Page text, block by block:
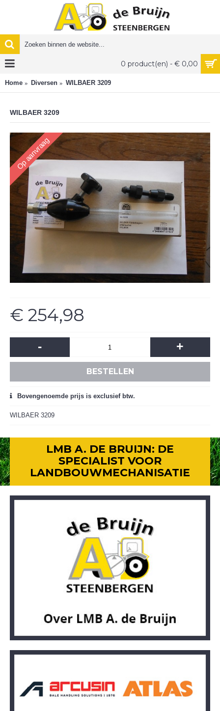
0 product(en) - € 0,00
Home Diversen WILBAER 3209
WILBAER 3209
Op aanvraag
€ 254,98
- +
BESTELLEN
Bovengenoemde prijs is exclusief btw.
WILBAER 3209
LMB A. DE BRUIJN: DE
SPECIALIST VOOR
LANDBOUWMECHANISATIE